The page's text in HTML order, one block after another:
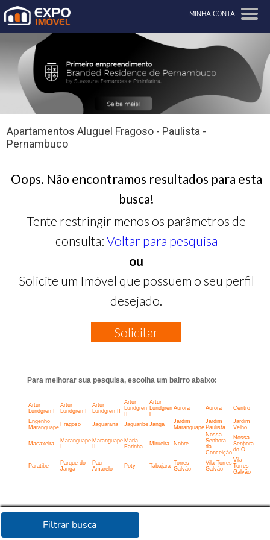
MINHA CONTA
Filtrar busca
Apartamentos Aluguel Fragoso - Paulista -
Pernambuco
Oops. Não encontramos resultados para esta
busca!
Tente restringir menos os parâmetros de
consulta: Voltar para pesquisa
ou
Solicite um Imóvel que possuem o seu perfil
desejado.
Solicitar
Para melhorar sua pesquisa, escolha um bairro abaixo:
Artur
Lundgren I
Artur
Lundgren I
Artur
Lundgren II
Artur
Lundgren
Artur
Lundgren Aurora Aurora Centro
Engenho
Maranguape Fragoso Jaguarana Jaguaribe Janga
Jardim
Maranguape
Jardim
Paulista
Jardim
Velho
Macaxeira
Maranguape Maranguape Maria
Farinha
Mirueira Nobre
Nossa
Senhora
da
Conceição
Nossa
Senhora
do Ó
Paratibe
Parque do
Janga
Pau
Amarelo
Poty Tabajara Torres
Galvão
Vila Torres
Galvão
Vila
Torres
Galvão